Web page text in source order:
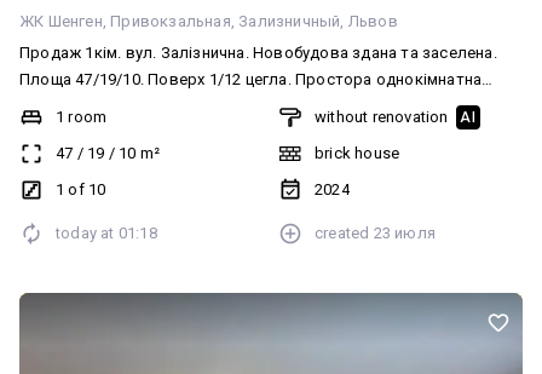
ЖК Шенген Привокзальная Зализничный Львов
Продаж 1кім. вул. Залізнична. Новобудова здана та заселена.
Площа 47/19/10. Поверх 1/12 цегла. Простора однокімнатна
квартира-студія в сучасному житловому комплексі комфорт-
класу ЖК «Шенген» вул. Залізнична. Будинок зданий в
експлуатацію, отримано право власності. Загальна площа: 47
кв.м — дуже просторе планування як для студії. Поверх: 1-й
розглядає варіант під комерцію/офіс). Планування: велика зона
лоджія площею 5 кв.м, яку можна облаштувати під робоче місце
1 room
47 / 19 / 10 m²
1 of 10
without renovation AI
brick house
2024
today at 01:18 created 23 июля